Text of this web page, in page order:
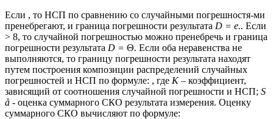
Если , то НСП по сравнению со случайными погрешностя-ми
пренебрегают, и граница погрешности результата D = e.. Если
> 8, то случайной погрешностью можно пренебречь и граница
погрешности результата D = Θ. Если оба неравенства не
выполняются, то границу погрешности результата находят
путем построения композиции распределений случайных
погрешностей и НСП по формуле: , где К– коэффициент,
зависящий от соотношения случайной погрешности и НСП; S
å - оценка суммарного СКО результата измерения. Оценку
суммарного СКО вычисляют по формуле: